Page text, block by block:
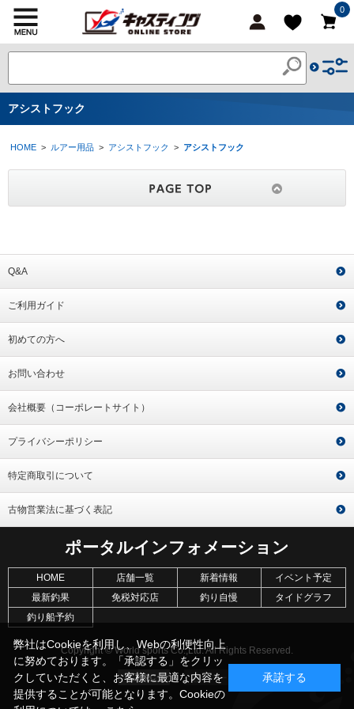
0
アシストフック
HOME > ルアー用品 > アシストフック > アシストフック
Q&A
ご利用ガイド
初めての方へ
お問い合わせ
会社概要（コーポレートサイト）
プライバシーポリシー
特定商取引について
古物営業法に基づく表記
ポータルインフォメーション
HOME 店舗一覧 新着情報
イベント予定
最新釣果
免税対応店 釣り自慢
タイドグラフ
釣り船予約
Copyright © World sports Co.,Ltd. All Rights Reserved.
弊社はCookieを利用し、Webの利便性向上
に努めております。「承認する」をクリッ
クしていただくと、お客様に最適な内容を
提供することが可能となります。Cookieの
承諾する